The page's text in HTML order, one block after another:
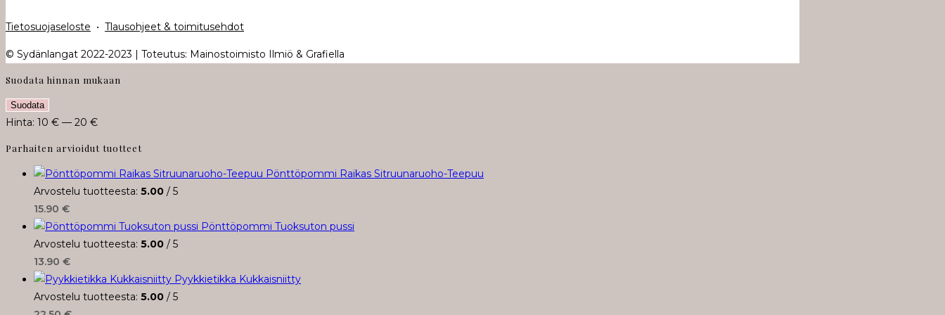
Tietosuojaseloste • Tlausohjeet & toimitusehdot
© Sydänlangat 2022-2023 | Toteutus: Mainostoimisto Ilmiö & Grafiella
Suodata hinnan mukaan
Minimihinta
Maksimihinta
Suodata
Hinta: 10 € — 20 €
Parhaiten arvioidut tuotteet
Pönttöpommi Raikas Sitruunaruoho-Teepuu
Arvostelu tuotteesta: 5.00 / 5
15.90 €
Pönttöpommi Tuoksuton pussi
Arvostelu tuotteesta: 5.00 / 5
13.90 €
Pyykkietikka Kukkaisniitty
Arvostelu tuotteesta: 5.00 / 5